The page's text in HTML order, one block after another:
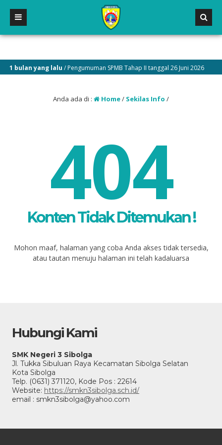
1 bulan yang lalu/ Pengumuman SPMB Tahap II tanggal 26 Juni 2026
Anda ada di : Home/ Sekilas Info /
404
Konten Tidak Ditemukan !
Mohon maaf, halaman yang coba Anda akses tidak tersedia,
atau tautan menuju halaman ini telah kadaluarsa
Hubungi Kami
SMK Negeri 3 Sibolga
Jl. Tukka Sibuluan Raya Kecamatan Sibolga Selatan
Kota Sibolga
Telp. (0631) 371120, Kode Pos : 22614
Website: https://smkn3sibolga.sch.id/
email : smkn3sibolga@yahoo.com